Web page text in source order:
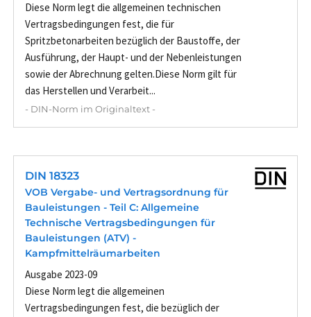
Diese Norm legt die allgemeinen technischen
Vertragsbedingungen fest, die für
Spritzbetonarbeiten bezüglich der Baustoffe, der
Ausführung, der Haupt- und der Nebenleistungen
sowie der Abrechnung gelten.Diese Norm gilt für
das Herstellen und Verarbeit...
- DIN-Norm im Originaltext -
DIN 18323
VOB Vergabe- und Vertragsordnung für
Bauleistungen - Teil C: Allgemeine
Technische Vertragsbedingungen für
Bauleistungen (ATV) -
Kampfmittelräumarbeiten
Ausgabe 2023-09
Diese Norm legt die allgemeinen
Vertragsbedingungen fest, die bezüglich der